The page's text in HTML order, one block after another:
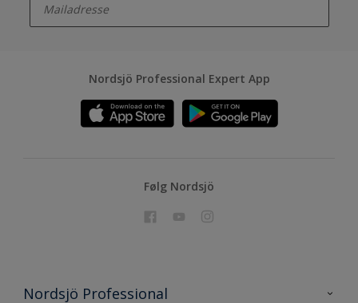
Nordsjö Professional Expert App
Følg Nordsjö
Nordsjö Professional